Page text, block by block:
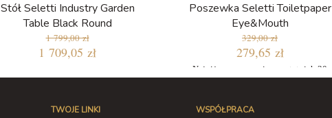
Stół Seletti Industry Garden
Table Black Round
1 799,00 zł
1 709,05 zł
Poszewka Seletti Toiletpaper
Eye&Mouth
329,00 zł
279,65 zł
Najniższa cena w ciągu ostatnich 30
dni: 279,65 zł
TWOJE LINKI
WSPÓŁPRACA